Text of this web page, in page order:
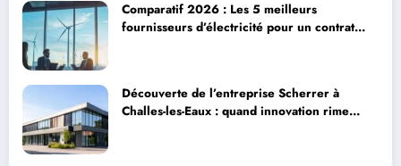
Comparatif 2026 : Les 5 meilleurs
fournisseurs d’électricité pour un contrat
Découverte de l’entreprise Scherrer à
Challes-les-Eaux : quand innovation rime